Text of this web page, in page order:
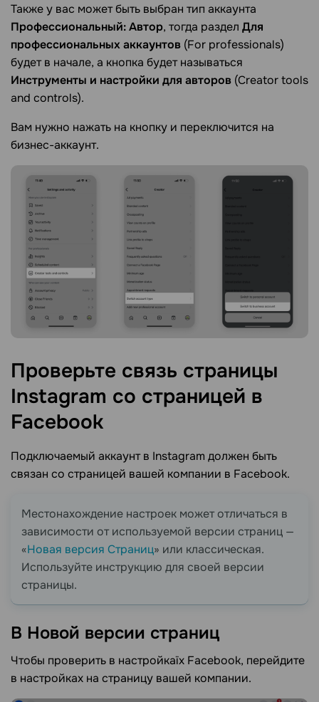
Также у вас может быть выбран тип аккаунта
Профессиональный: Автор, тогда раздел Для
профессиональных аккаунтов (For professionals)
будет в начале, а кнопка будет называться
Инструменты и настройки для авторов (Creator tools
and controls).
Вам нужно нажать на кнопку и переключится на
бизнес-аккаунт.
Проверьте связь страницы
Instagram со страницей в
Facebook
Подключаемый аккаунт в Instagram должен быть
связан со страницей вашей компании в Facebook.
Местонахождение настроек может отличаться в
зависимости от используемой версии страниц —
«Новая версия Страниц» или классическая.
Используйте инструкцию для своей версии
страницы.
В Новой версии cтраниц
Чтобы проверить в настройкаїх Facebook, перейдите
в настройках на страницу вашей компании.